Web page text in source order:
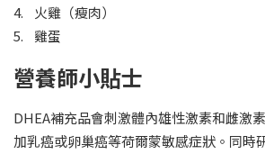
4. 火雞（瘦肉）
5. 雞蛋
營養師小貼士
DHEA補充品會刺激體內雄性激素和雌激
加乳癌或卵巢癌等荷爾蒙敏感症狀。同時